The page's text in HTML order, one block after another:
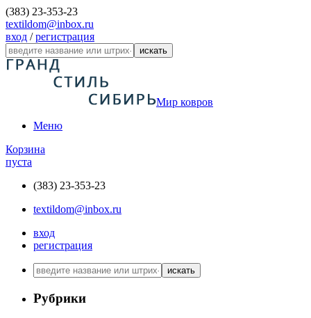
(383) 23-353-23
textildom@inbox.ru
вход /регистрация
искать
Мир ковров
Меню
Корзина
пуста
(383) 23-353-23
textildom@inbox.ru
вход
регистрация
искать
Рубрики